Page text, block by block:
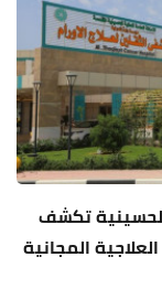
الحسينية تكشف
العلاجية المجانية